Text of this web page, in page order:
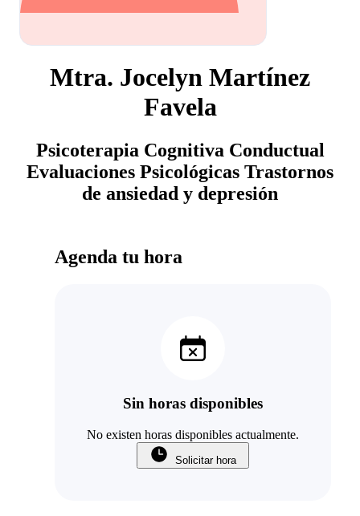
Mtra. Jocelyn Martínez
Favela
Psicoterapia Cognitiva Conductual
Evaluaciones Psicológicas Trastornos
de ansiedad y depresión
Agenda tu hora
Sin horas disponibles
No existen horas disponibles actualmente.
Solicitar hora